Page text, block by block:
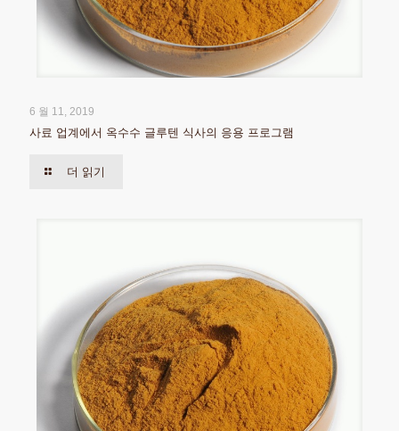
6 월 11, 2019
사료 업계에서 옥수수 글루텐 식사의 응용 프로그램
더 읽기